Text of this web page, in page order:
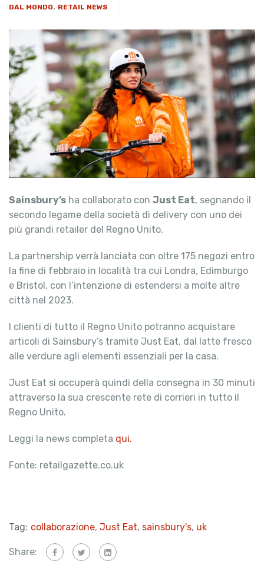
DAL MONDO, RETAIL NEWS
Sainsbury’s ha collaborato con Just Eat, segnando il
secondo legame della società di delivery con uno dei
più grandi retailer del Regno Unito.
La partnership verrà lanciata con oltre 175 negozi entro
la fine di febbraio in località tra cui Londra, Edimburgo
e Bristol, con l’intenzione di estendersi a molte altre
città nel 2023.
I clienti di tutto il Regno Unito potranno acquistare
articoli di Sainsbury’s tramite Just Eat, dal latte fresco
alle verdure agli elementi essenziali per la casa.
Just Eat si occuperà quindi della consegna in 30 minuti
attraverso la sua crescente rete di corrieri in tutto il
Regno Unito.
Leggi la news completa qui.
Fonte: retailgazette.co.uk
Tag: collaborazione, Just Eat, sainsbury's, uk
Share: